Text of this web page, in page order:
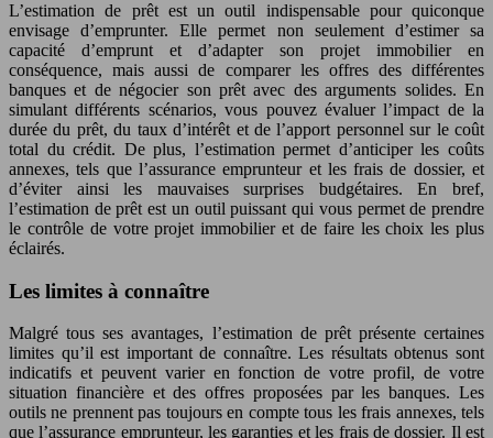
L’estimation de prêt est un outil indispensable pour quiconque
envisage d’emprunter. Elle permet non seulement d’estimer sa
capacité d’emprunt et d’adapter son projet immobilier en
conséquence, mais aussi de comparer les offres des différentes
banques et de négocier son prêt avec des arguments solides. En
simulant différents scénarios, vous pouvez évaluer l’impact de la
durée du prêt, du taux d’intérêt et de l’apport personnel sur le coût
total du crédit. De plus, l’estimation permet d’anticiper les coûts
annexes, tels que l’assurance emprunteur et les frais de dossier, et
d’éviter ainsi les mauvaises surprises budgétaires. En bref,
l’estimation de prêt est un outil puissant qui vous permet de prendre
le contrôle de votre projet immobilier et de faire les choix les plus
éclairés.
Les limites à connaître
Malgré tous ses avantages, l’estimation de prêt présente certaines
limites qu’il est important de connaître. Les résultats obtenus sont
indicatifs et peuvent varier en fonction de votre profil, de votre
situation financière et des offres proposées par les banques. Les
outils ne prennent pas toujours en compte tous les frais annexes, tels
que l’assurance emprunteur, les garanties et les frais de dossier. Il est